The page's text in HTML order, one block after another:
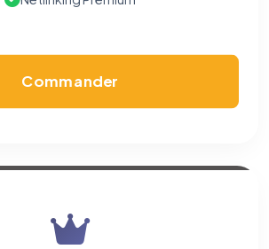
Commander
des publicités pertinentes et de
de nos campagnes (Google Ads,
pouvez les refuser sans impact sur